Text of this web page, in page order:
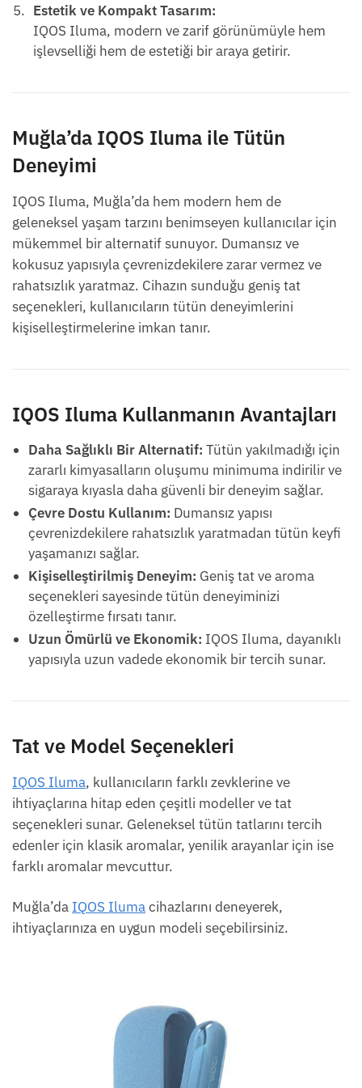
Estetik ve Kompakt Tasarım:
IQOS Iluma, modern ve zarif görünümüyle hem
işlevselliği hem de estetiği bir araya getirir.
Muğla’da IQOS Iluma ile Tütün
Deneyimi
IQOS Iluma, Muğla’da hem modern hem de
geleneksel yaşam tarzını benimseyen kullanıcılar için
mükemmel bir alternatif sunuyor. Dumansız ve
kokusuz yapısıyla çevrenizdekilere zarar vermez ve
rahatsızlık yaratmaz. Cihazın sunduğu geniş tat
seçenekleri, kullanıcıların tütün deneyimlerini
kişiselleştirmelerine imkan tanır.
IQOS Iluma Kullanmanın Avantajları
Daha Sağlıklı Bir Alternatif: Tütün yakılmadığı için
zararlı kimyasalların oluşumu minimuma indirilir ve
sigaraya kıyasla daha güvenli bir deneyim sağlar.
Çevre Dostu Kullanım: Dumansız yapısı
çevrenizdekilere rahatsızlık yaratmadan tütün keyfi
yaşamanızı sağlar.
Kişiselleştirilmiş Deneyim: Geniş tat ve aroma
seçenekleri sayesinde tütün deneyiminizi
özelleştirme fırsatı tanır.
Uzun Ömürlü ve Ekonomik: IQOS Iluma, dayanıklı
yapısıyla uzun vadede ekonomik bir tercih sunar.
Tat ve Model Seçenekleri
IQOS Iluma, kullanıcıların farklı zevklerine ve
ihtiyaçlarına hitap eden çeşitli modeller ve tat
seçenekleri sunar. Geleneksel tütün tatlarını tercih
edenler için klasik aromalar, yenilik arayanlar için ise
farklı aromalar mevcuttur.
Muğla’da IQOS Ilumacihazlarını deneyerek,
ihtiyaçlarınıza en uygun modeli seçebilirsiniz.